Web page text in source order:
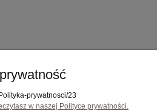
Pomoc
Media
prywatnosci/23
w naszej Polityce prywatności.